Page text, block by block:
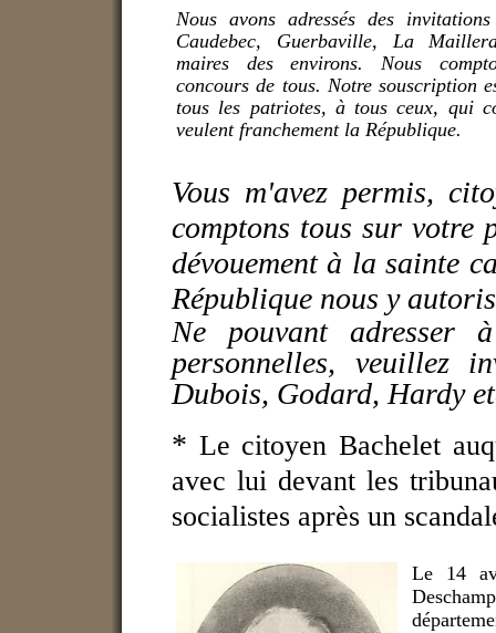
Nous avons adressés des
Caudebec, Guerbaville, La
maires des environs. Nous
concours de tous. Notre souscription
tous les patriotes, à tous ceux, qui
veulent franchement la République.
Vous m'avez permis,
comptons tous sur votre
dévouement à la sainte
République nous y
Ne pouvant adresser
personnelles, veuillez
Dubois, Godard, Hardy
* Le citoyen Bachelet
avec lui devant les
socialistes après un
Le 14